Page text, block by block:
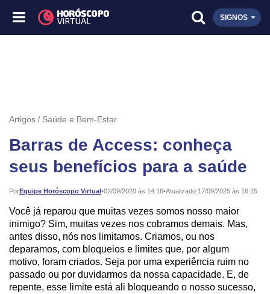
SIGNOS
Artigos Saúde e Bem-Estar
Barras de Access: conheça
seus benefícios para a saúde
PorEquipe Horóscopo Virtual•
Publicado: 02/09/2020 às 14:16•Atualizado:17/09/2025 às 16:15
Você já reparou que muitas vezes somos nosso maior
inimigo? Sim, muitas vezes nos cobramos demais. Mas,
antes disso, nós nos limitamos. Criamos, ou nos
deparamos, com bloqueios e limites que, por algum
motivo, foram criados. Seja por uma experiência ruim no
passado ou por duvidarmos da nossa capacidade. E, de
repente, esse limite está ali bloqueando o nosso sucesso,